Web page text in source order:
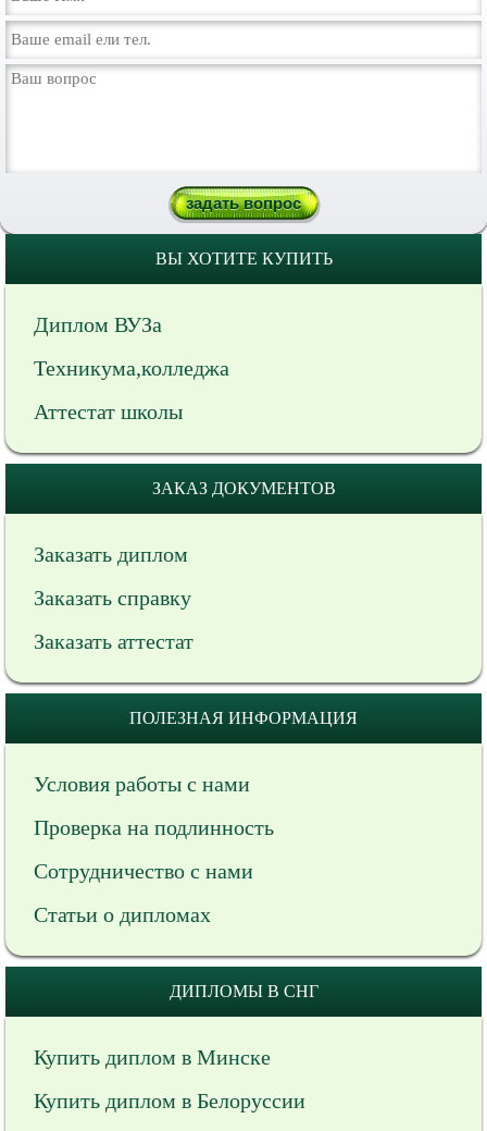
ВЫ ХОТИТЕ КУПИТЬ
Диплом ВУЗа
Техникума,колледжа
Аттестат школы
ЗАКАЗ ДОКУМЕНТОВ
Заказать диплом
Заказать справку
Заказать аттестат
ПОЛЕЗНАЯ ИНФОРМАЦИЯ
Условия работы с нами
Проверка на подлинность
Сотрудничество с нами
Статьи о дипломах
ДИПЛОМЫ В СНГ
Купить диплом в Минске
Купить диплом в Белоруссии